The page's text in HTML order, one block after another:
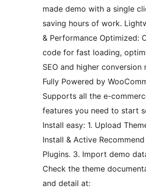
made demo with a single
saving hours of work.
& Performance Optimized:
code for fast loading,
SEO and higher conversion
Fully Powered by
Supports all the e-
features you need to start
Install easy: 1. Upload
Install & Active Recommend
Plugins. 3. Import demo
Check the theme
and detail at: